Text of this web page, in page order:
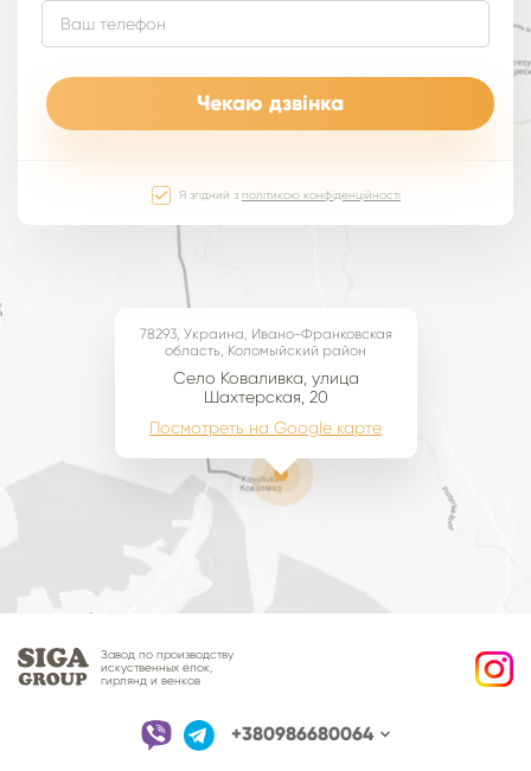
78293, Украина, Ивано-Франковская
область, Коломыйский район
Село Коваливка, улица
Шахтерская, 20
Посмотреть на Google карте
Я згідний з політикою конфіденційності
Завод по производству
искуственных ёлок,
гирлянд и венков
+380986680064